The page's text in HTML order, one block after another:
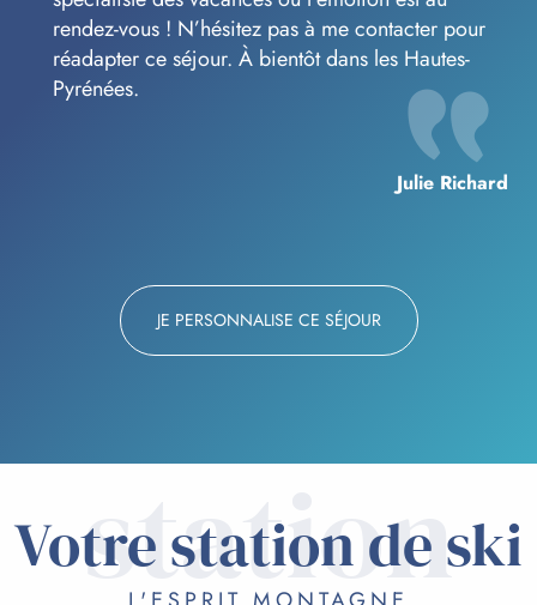
rendez-vous ! N’hésitez pas à me contacter pour
réadapter ce séjour. À bientôt dans les Hautes-
Pyrénées.
Julie Richard
JE PERSONNALISE CE SÉJOUR
station
Votre station de ski